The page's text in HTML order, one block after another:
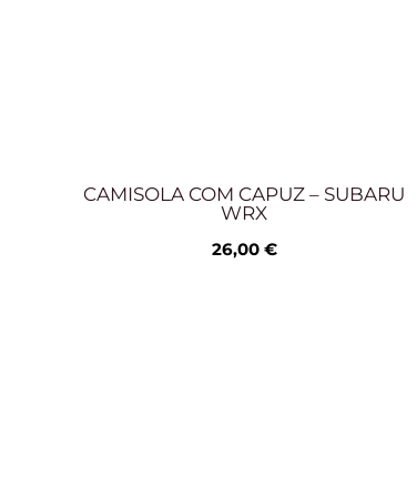
CAMISOLA COM CAPUZ – SUBARU
WRX
26,00 €